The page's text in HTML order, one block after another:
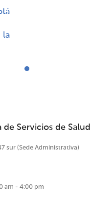
la
Servicios de Salud
sur (Sede Administrativa)
am - 4:00 pm